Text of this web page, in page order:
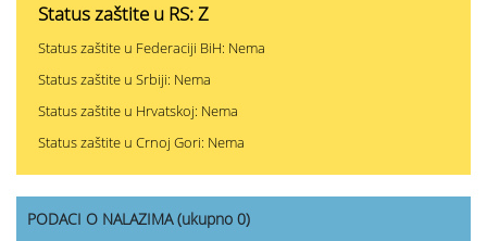
Status zaštite u RS: Z
Status zaštite u Federaciji BiH: Nema
Status zaštite u Srbiji: Nema
Status zaštite u Hrvatskoj: Nema
Status zaštite u Crnoj Gori: Nema
PODACI O NALAZIMA (ukupno 0)